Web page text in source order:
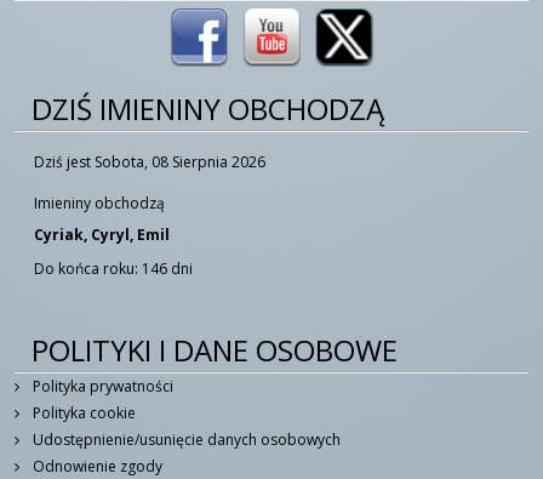
DZIŚ IMIENINY OBCHODZĄ
Dziś jest Sobota, 08 Sierpnia 2026
Imieniny obchodzą
Cyriak, Cyryl, Emil
Do końca roku: 146 dni
POLITYKI I DANE OSOBOWE
Polityka prywatności
Polityka cookie
Udostępnienie/usunięcie danych osobowych
Odnowienie zgody